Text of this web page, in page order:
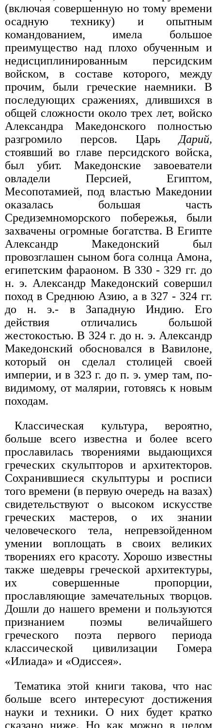
(включая совершенную но тому времени
осадную технику) и опытным
командованием, имела большое
преимущество над плохо обученным и
недисциплинированным персидским
войском, в составе которого, между
прочим, были греческие наемники. В
последующих сражениях, длившихся в
общей сложности около трех лет, войско
Александра Македонского полностью
разгромило персов. Царь Дарий,
стоявший во главе персидского войска,
был убит. Македонские завоеватели
овладели Персией, Египтом,
Месопотамией, под властью Македонии
оказалась большая часть
Средиземноморского побережья, были
захвачены огромные богатства. В Египте
Александр Македонский был
провозглашен сыном бога солнца Амона,
египетским фараоном. В 330 - 329 гг. до
н. э. Александр Македонский совершил
поход в Среднюю Азию, а в 327 - 324 гг.
до н. э.- в Западную Индию. Его
действия отличались большой
жестокостью. В 324 г. до н. э. Александр
Македонский обосновался в Вавилоне,
который он сделал столицей своей
империи, и в 323 г. до п. э. умер там, по-
видимому, от малярии, готовясь к новым
походам.
Классическая культура, вероятно,
больше всего известна и более всего
прославилась творениями выдающихся
греческих скульпторов и архитекторов.
Сохранившиеся скульптуры и росписи
того времени (в первую очередь на вазах)
свидетельствуют о высоком искусстве
греческих мастеров, о их знании
человеческого тела, непревзойденном
умении воплощать в своих великих
творениях его красоту. Хорошо известны
также шедевры греческой архитектуры,
их совершенные пропорции,
прославляющие замечательных творцов.
Дошли до нашего времени и пользуются
признанием поэмы величайшего
греческого поэта первого периода
классической цивилизации Гомера
«Илиада» и «Одиссея».
Тематика этой книги такова, что нас
больше всего интересуют достижения
науки и техники. О них будет кратко
сказано ниже. Но как можно в целом